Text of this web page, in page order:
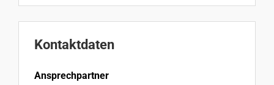
Kontaktdaten
Ansprechpartner